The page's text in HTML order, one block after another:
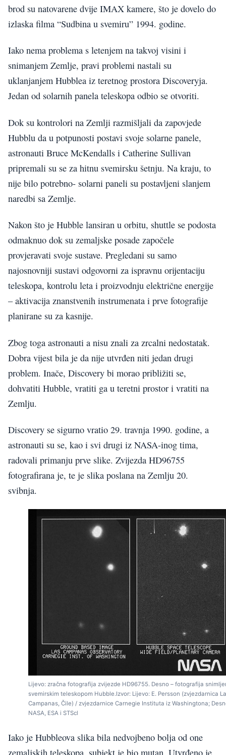
brod su natovarene dvije IMAX kamere, što je dovelo do
izlaska filma “Sudbina u svemiru” 1994. godine.
Iako nema problema s letenjem na takvoj visini i
snimanjem Zemlje, pravi problemi nastali su
uklanjanjem Hubblea iz teretnog prostora Discoveryja.
Jedan od solarnih panela teleskopa odbio se otvoriti.
Dok su kontrolori na Zemlji razmišljali da zapovjede
Hubblu da u potpunosti postavi svoje solarne panele,
astronauti Bruce McKendalls i Catherine Sullivan
pripremali su se za hitnu svemirsku šetnju. Na kraju, to
nije bilo potrebno- solarni paneli su postavljeni slanjem
naredbi sa Zemlje.
Nakon što je Hubble lansiran u orbitu, shuttle se podosta
odmaknuo dok su zemaljske posade započele
provjeravati svoje sustave. Pregledani su samo
najosnovniji sustavi odgovorni za ispravnu orijentaciju
teleskopa, kontrolu leta i proizvodnju električne energije
– aktivacija znanstvenih instrumenata i prve fotografije
planirane su za kasnije.
Zbog toga astronauti a nisu znali za zrcalni nedostatak.
Dobra vijest bila je da nije utvrđen niti jedan drugi
problem. Inače, Discovery bi morao približiti se,
dohvatiti Hubble, vratiti ga u teretni prostor i vratiti na
Zemlju.
Discovery se sigurno vratio 29. travnja 1990. godine, a
astronauti su se, kao i svi drugi iz NASA-inog tima,
radovali primanju prve slike. Zvijezda HD96755
fotografirana je, te je slika poslana na Zemlju 20.
svibnja.
Lijevo: zračna fotografija zvijezde HD96755. Desno – fotografija
svemirskim teleskopom Hubble.Izvor: Lijevo: E. Persson (zvjezdarnica
Campanas, Čile) / zvjezdarnice Carnegie Instituta iz Washingtona;
NASA, ESA i STScl
Iako je Hubbleova slika bila nedvojbeno bolja od one
zemaljskih teleskopa, subjekt je bio mutan. Utvrđeno je